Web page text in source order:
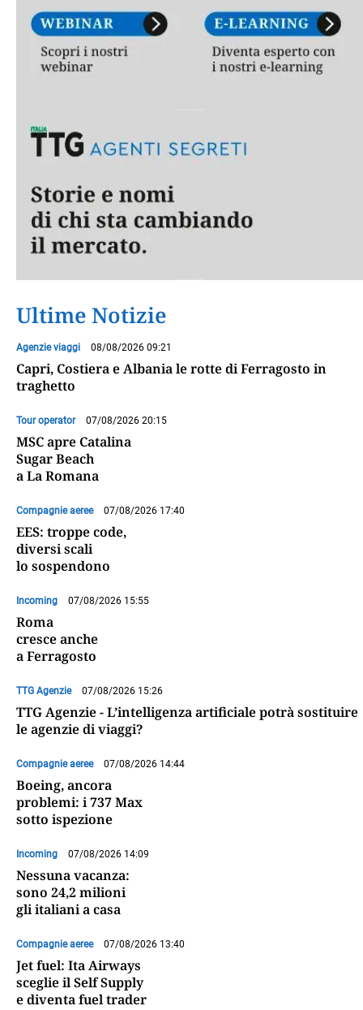
Ultime Notizie
Agenzie viaggi 08/08/2026 09:21
Capri, Costiera e Albania le rotte di Ferragosto in
traghetto
Tour operator 07/08/2026 20:15
MSC apre Catalina
Sugar Beach
a La Romana
Compagnie aeree 07/08/2026 17:40
EES: troppe code,
diversi scali
lo sospendono
Incoming 07/08/2026 15:55
Roma
cresce anche
a Ferragosto
TTG Agenzie 07/08/2026 15:26
TTG Agenzie - L’intelligenza artificiale potrà sostituire
le agenzie di viaggi?
Compagnie aeree 07/08/2026 14:44
Boeing, ancora
problemi: i 737 Max
sotto ispezione
Incoming 07/08/2026 14:09
Nessuna vacanza:
sono 24,2 milioni
gli italiani a casa
Compagnie aeree 07/08/2026 13:40
Jet fuel: Ita Airways
sceglie il Self Supply
e diventa fuel trader